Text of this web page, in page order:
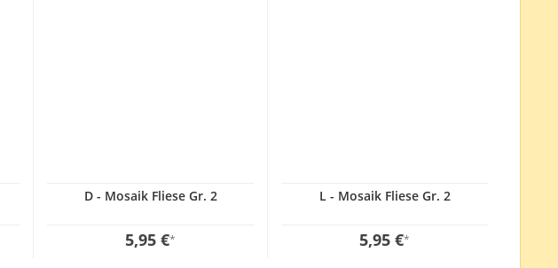
D - Mosaik Fliese Gr. 2
5,95 €*
L - Mosaik Fliese Gr. 2
5,95 €*